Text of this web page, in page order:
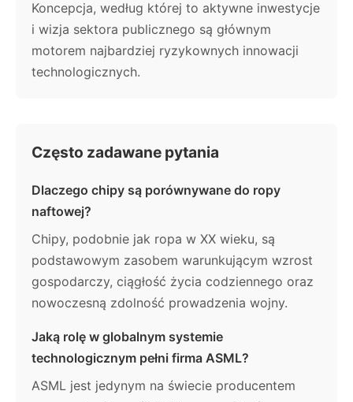
Koncepcja, według której to aktywne inwestycje
i wizja sektora publicznego są głównym
motorem najbardziej ryzykownych innowacji
technologicznych.
Często zadawane pytania
Dlaczego chipy są porównywane do ropy
naftowej?
Chipy, podobnie jak ropa w XX wieku, są
podstawowym zasobem warunkującym wzrost
gospodarczy, ciągłość życia codziennego oraz
nowoczesną zdolność prowadzenia wojny.
Jaką rolę w globalnym systemie
technologicznym pełni firma ASML?
ASML jest jedynym na świecie producentem